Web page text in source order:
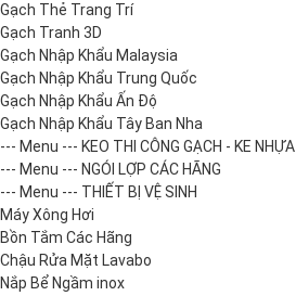
Gạch Thẻ Trang Trí
Gạch Tranh 3D
Gạch Nhập Khẩu Malaysia
Gạch Nhập Khẩu Trung Quốc
Gạch Nhập Khẩu Ấn Độ
Gạch Nhập Khẩu Tây Ban Nha
--- Menu --- KEO THI CÔNG GẠCH - KE NHỰA
--- Menu --- NGÓI LỢP CÁC HÃNG
--- Menu --- THIẾT BỊ VỆ SINH
Máy Xông Hơi
Bồn Tắm Các Hãng
Chậu Rửa Mặt Lavabo
Nắp Bể Ngầm inox